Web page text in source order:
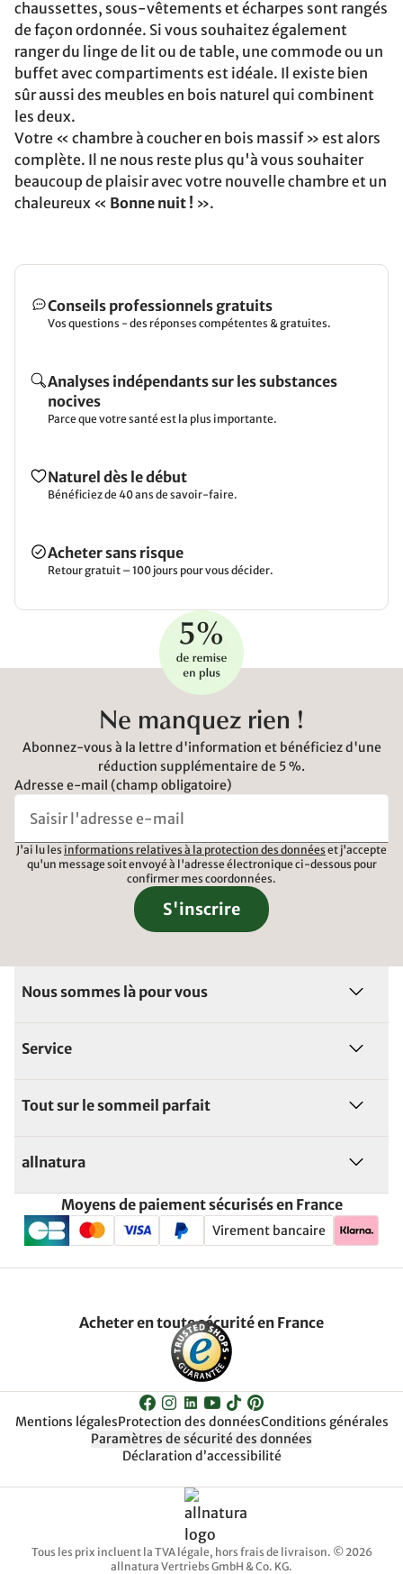
chaussettes, sous-vêtements et écharpes sont rangés
de façon ordonnée. Si vous souhaitez également
ranger du linge de lit ou de table, une commode ou un
buffet avec compartiments est idéale. Il existe bien
sûr aussi des meubles en bois naturel qui combinent
les deux.
Votre « chambre à coucher en bois massif » est alors
complète. Il ne nous reste plus qu'à vous souhaiter
beaucoup de plaisir avec votre nouvelle chambre et un
chaleureux « Bonne nuit ! ».
Conseils professionnels gratuits
Vos questions - des réponses compétentes & gratuites.
Analyses indépendants sur les substances
nocives
Parce que votre santé est la plus importante.
Naturel dès le début
Bénéficiez de 40 ans de savoir-faire.
Acheter sans risque
Retour gratuit – 100 jours pour vous décider.
Ne manquez rien !
Abonnez-vous à la lettre d'information et bénéficiez d'une
réduction supplémentaire de 5 %.
Adresse e-mail (champ obligatoire)
J'ai lu les informations relatives à la protection des données et j'accepte
qu'un message soit envoyé à l'adresse électronique ci-dessous pour
confirmer mes coordonnées.
S'inscrire
Nous sommes là pour vous
Service
Tout sur le sommeil parfait
allnatura
Moyens de paiement sécurisés en France
Virement bancaire
Acheter en toute sécurité en France
Mentions légalesProtection des donnéesConditions générales
Paramètres de sécurité des données
Déclaration d’accessibilité
Tous les prix incluent la TVA légale, hors frais de livraison. © 2026
allnatura Vertriebs GmbH & Co. KG.